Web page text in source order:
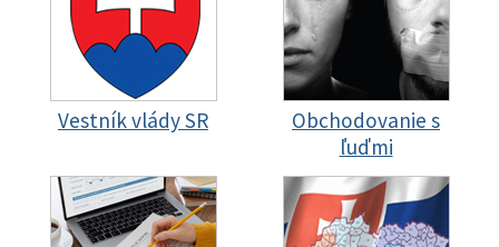
Vestník vlády SR
Obchodovanie s
ľuďmi